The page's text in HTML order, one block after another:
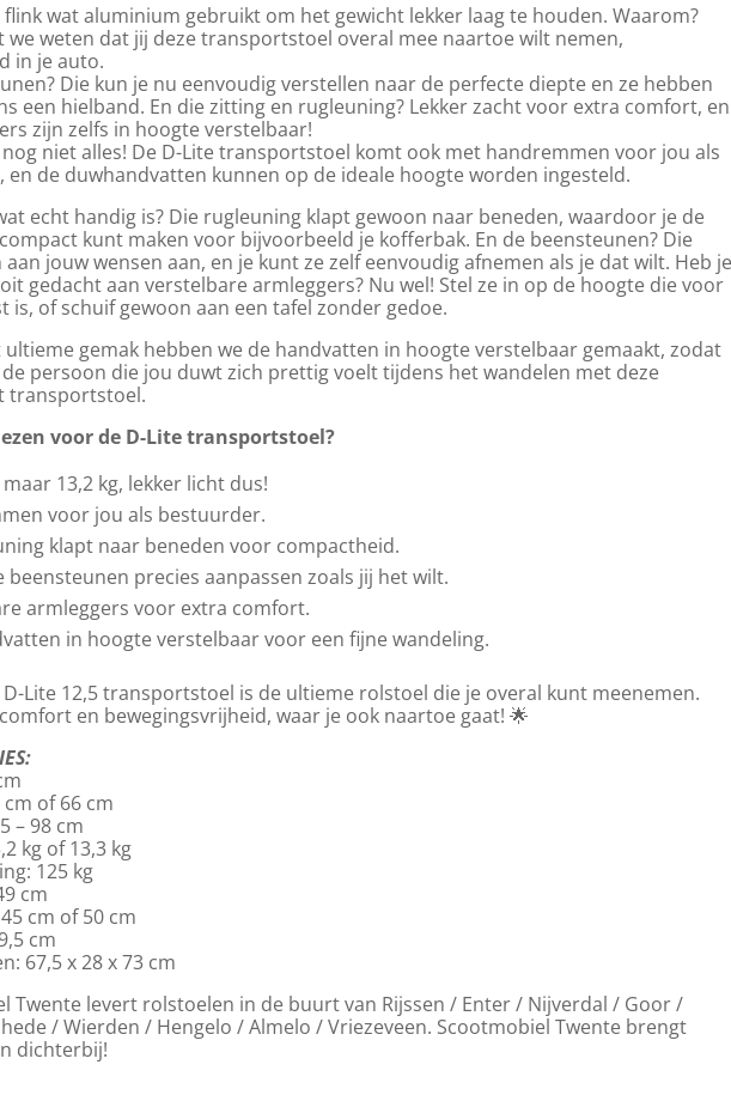
wat aluminium gebruikt om het gewicht lekker laag te houden. Waarom?
we weten dat jij deze transportstoel overal mee naartoe wilt nemen,
in je auto.
Die kun je nu eenvoudig verstellen naar de perfecte diepte en ze hebben
een hielband. En die zitting en rugleuning? Lekker zacht voor extra comfort, en
zijn zelfs in hoogte verstelbaar!
niet alles! De D-Lite transportstoel komt ook met handremmen voor jou als
en de duwhandvatten kunnen op de ideale hoogte worden ingesteld.
echt handig is? Die rugleuning klapt gewoon naar beneden, waardoor je de
kunt maken voor bijvoorbeeld je kofferbak. En de beensteunen? Die
aan jouw wensen aan, en je kunt ze zelf eenvoudig afnemen als je dat wilt. Heb je
gedacht aan verstelbare armleggers? Nu wel! Stel ze in op de hoogte die voor
is, of schuif gewoon aan een tafel zonder gedoe.
ultieme gemak hebben we de handvatten in hoogte verstelbaar gemaakt, zodat
persoon die jou duwt zich prettig voelt tijdens het wandelen met deze
transportstoel.
voor de D-Lite transportstoel?
13,2 kg, lekker licht dus!
voor jou als bestuurder.
klapt naar beneden voor compactheid.
beensteunen precies aanpassen zoals jij het wilt.
armleggers voor extra comfort.
in hoogte verstelbaar voor een fijne wandeling.
Lite 12,5 transportstoel is de ultieme rolstoel die je overal kunt meenemen.
en bewegingsvrijheid, waar je ook naartoe gaat! 🌟
of 66 cm
– 98 cm
kg of 13,3 kg
125 kg
cm
cm of 50 cm
cm
67,5 x 28 x 73 cm
Twente levert rolstoelen in de buurt van Rijssen / Enter / Nijverdal / Goor /
/ Wierden / Hengelo / Almelo / Vriezeveen. Scootmobiel Twente brengt
dichterbij!